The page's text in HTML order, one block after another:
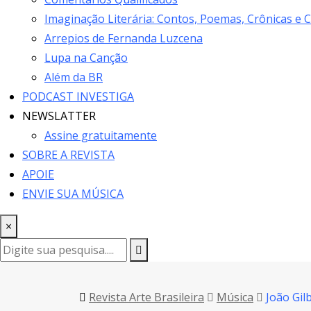
Imaginação Literária: Contos, Poemas, Crônicas e
Arrepios de Fernanda Luzcena
Lupa na Canção
Além da BR
PODCAST INVESTIGA
NEWSLATTER
Assine gratuitamente
SOBRE A REVISTA
APOIE
ENVIE SUA MÚSICA
×
Revista Arte Brasileira Música João